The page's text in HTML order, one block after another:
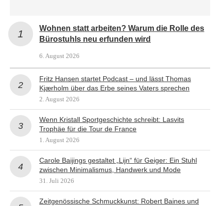
Wohnen statt arbeiten? Warum die Rolle des
Bürostuhls neu erfunden wird
6. August 2026
Fritz Hansen startet Podcast – und lässt Thomas
Kjærholm über das Erbe seines Vaters sprechen
2. August 2026
Wenn Kristall Sportgeschichte schreibt: Lasvits
Trophäe für die Tour de France
1. August 2026
Carole Baijings gestaltet „Lijn“ für Geiger: Ein Stuhl
zwischen Minimalismus, Handwerk und Mode
31. Juli 2026
Zeitgenössische Schmuckkunst: Robert Baines und